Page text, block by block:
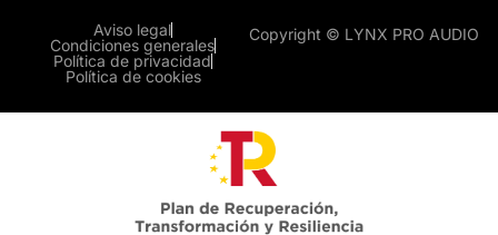
Copyright © LYNX PRO AUDIO
Aviso legal
Condiciones generales
Política de privacidad
Política de cookies